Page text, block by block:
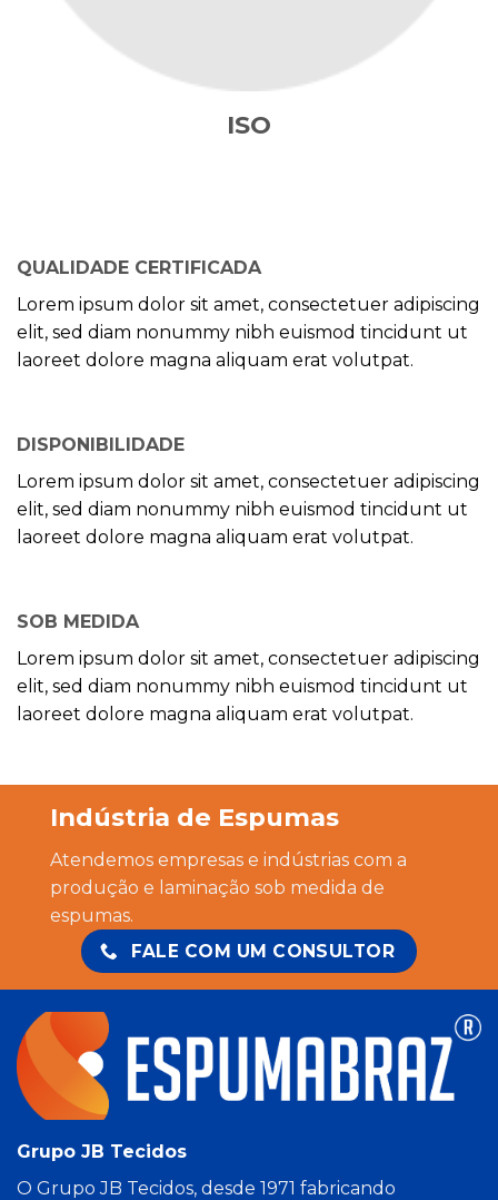
ISO
QUALIDADE CERTIFICADA
Lorem ipsum dolor sit amet, consectetuer adipiscing
elit, sed diam nonummy nibh euismod tincidunt ut
laoreet dolore magna aliquam erat volutpat.
DISPONIBILIDADE
Lorem ipsum dolor sit amet, consectetuer adipiscing
elit, sed diam nonummy nibh euismod tincidunt ut
laoreet dolore magna aliquam erat volutpat.
SOB MEDIDA
Lorem ipsum dolor sit amet, consectetuer adipiscing
elit, sed diam nonummy nibh euismod tincidunt ut
laoreet dolore magna aliquam erat volutpat.
Indústria de Espumas
Atendemos empresas e indústrias com a
produção e laminação sob medida de
espumas.
FALE COM UM CONSULTOR
Grupo JB Tecidos
O Grupo JB Tecidos, desde 1971 fabricando